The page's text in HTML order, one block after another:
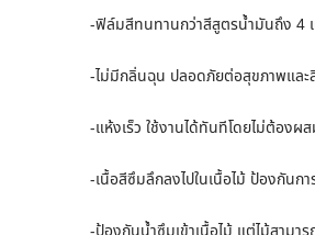
-ฟิล์มสีทนทานกว่าสีสูตรน้ำมันถึง 4
-ไม่มีกลิ่นฉุน ปลอดภัยต่อสุขภาพและ
-แห้งเร็ว ใช้งานได้ทันทีโดยไม่ต้องผ
-เนื้อสีซึมลึกลงไปในเนื้อไม้ ป้องกัน